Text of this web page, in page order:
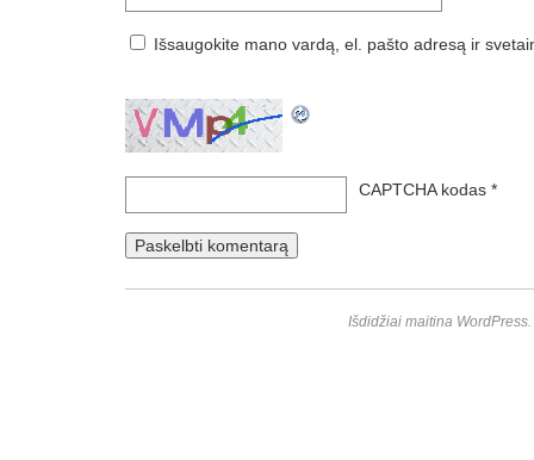
Išsaugokite mano vardą, el. pašto adresą ir
CAPTCHA kodas *
Išdidžiai maitina WordPress.